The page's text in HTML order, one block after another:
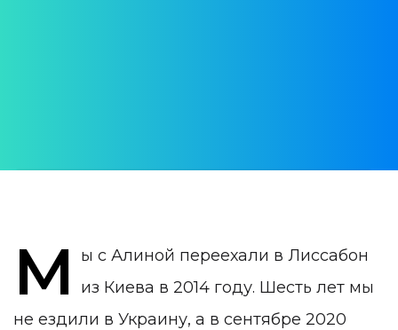
М
ы с Алиной переехали в Лиссабон
из Киева в 2014 году. Шесть лет мы
не ездили в Украину, а в сентябре 2020